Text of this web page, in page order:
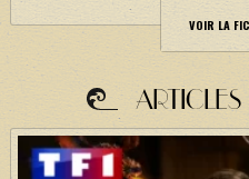
VOIR LA